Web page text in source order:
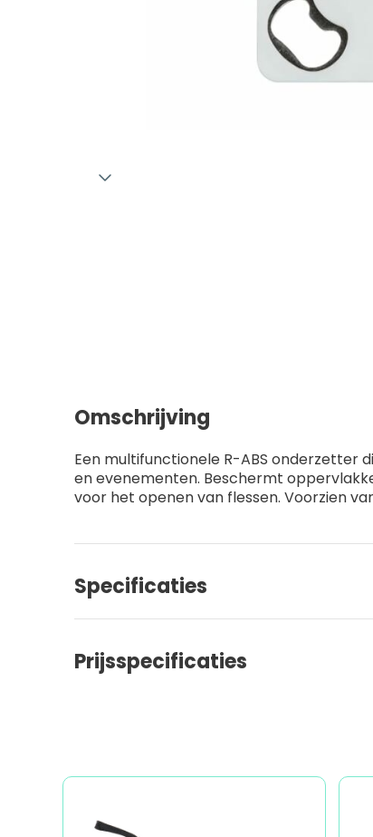
Omschrijving
Een multifunctionele R-ABS onderzetter
en evenementen. Beschermt
voor het openen van flessen. Voorzien
Specificaties
Prijsspecificaties